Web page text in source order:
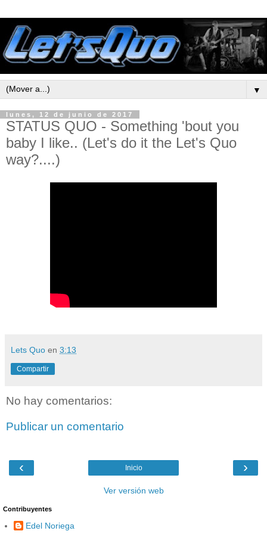
▼
lunes, 12 de junio de 2017
STATUS QUO - Something 'bout you
baby I like.. (Let's do it the Let's Quo
way?....)
Lets Quo en 3:13
Compartir
No hay comentarios:
Publicar un comentario
‹ ›
Inicio
Ver versión web
Contribuyentes
Edel Noriega